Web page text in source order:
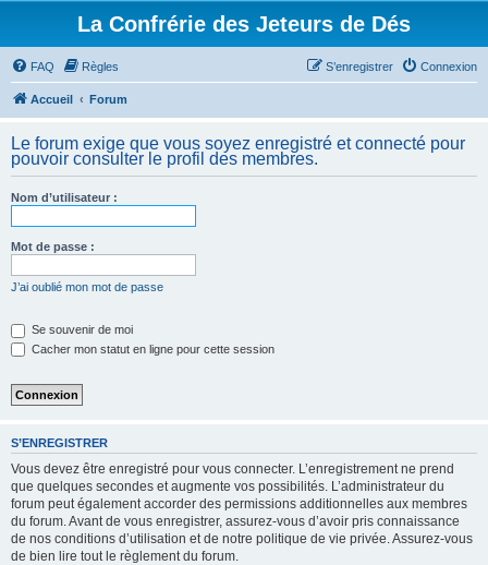
La Confrérie des Jeteurs de Dés
FAQ Règles Connexion
S’enregistrer
Accueil Forum
Le forum exige que vous soyez enregistré et connecté pour
pouvoir consulter le profil des membres.
Nom d’utilisateur :
Mot de passe :
J’ai oublié mon mot de passe
Se souvenir de moi
Cacher mon statut en ligne pour cette session
S’ENREGISTRER
Vous devez être enregistré pour vous connecter. L’enregistrement ne prend
que quelques secondes et augmente vos possibilités. L’administrateur du
forum peut également accorder des permissions additionnelles aux membres
du forum. Avant de vous enregistrer, assurez-vous d’avoir pris connaissance
de nos conditions d’utilisation et de notre politique de vie privée. Assurez-vous
de bien lire tout le règlement du forum.